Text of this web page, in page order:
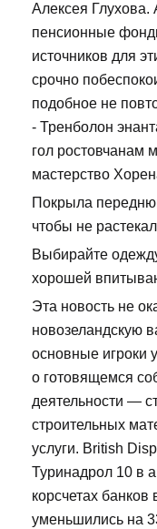
Алексея Глухова.
пенсионные
источников для
срочно
подобное не
- Тренболон
гол ростовчанам
мастерство
Покрыла
чтобы не
Выбирайте
хорошей
Эта новость не
новозеландскую
основные игроки
о готовящемся
деятельности —
строительных
услуги. British
Туринадрол 10 в
корсчетах
уменьшились на